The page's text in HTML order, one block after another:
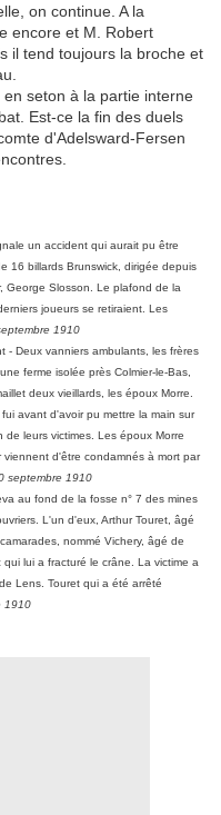
on continue. A la
encore et M. Robert
il tend toujours la broche et
seton à la partie interne
Est-ce la fin des duels
d'Adelsward-Fersen
un accident qui aurait pu être
16 billards Brunswick, dirigée depuis
George Slosson. Le plafond de la
joueurs se retiraient. Les
1910
- Deux vanniers ambulants, les frères
ferme isolée près Colmier-le-Bas,
deux vieillards, les époux Morre.
avant d'avoir pu mettre la main sur
leurs victimes. Les époux Morre
d'être condamnés à mort par
septembre 1910
au fond de la fosse n° 7 des mines
L'un d'eux, Arthur Touret, âgé
nommé Vichery, âgé de
lui a fracturé le crâne. La victime a
Lens. Touret qui a été arrêté
1910